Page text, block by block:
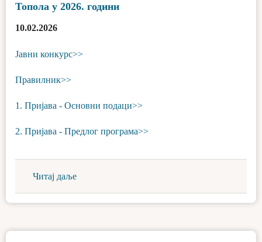
Топола у 2026. години
10.02.2026
Јавни конкурс>>
Правилник>>
1. Пријава - Основни подаци>>
2. Пријава - Предлог програма>>
Читај даље